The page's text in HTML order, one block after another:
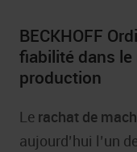
BECKHOFF
fiabilité dans le
production
Le rachat de
aujourd’hui l’un